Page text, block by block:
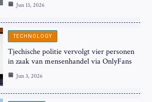
Jun 13, 2026
TECHNOLOGY
Tjechische politie vervolgt vier personen
in zaak van mensenhandel via OnlyFans
Jun 3, 2026